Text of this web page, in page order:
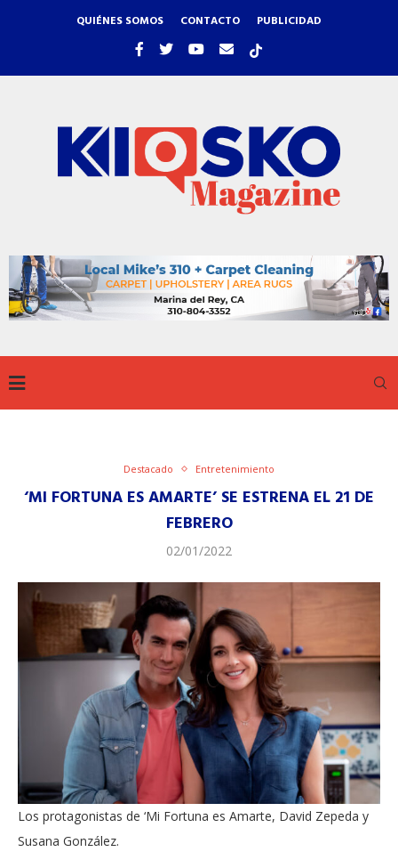
QUIÉNES SOMOS CONTACTO PUBLICIDAD
Destacado Entretenimiento
‘MI FORTUNA ES AMARTE’ SE ESTRENA EL 21 DE
FEBRERO
02/01/2022
Los protagonistas de ‘Mi Fortuna es Amarte, David Zepeda y
Susana González.